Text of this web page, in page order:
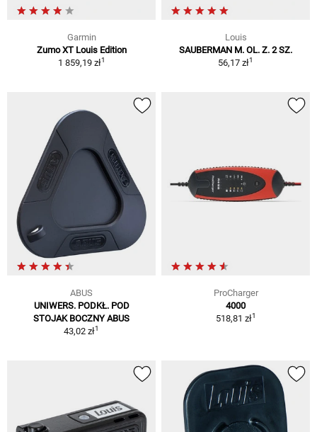
Garmin
Zumo XT Louis Edition
1 859,19 zł1
Louis
SAUBERMAN M. OL. Z. 2 SZ.
56,17 zł1
ABUS
UNIWERS. PODKŁ. POD
STOJAK BOCZNY ABUS
43,02 zł1
ProCharger
4000
518,81 zł1